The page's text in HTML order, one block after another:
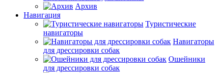
Архив
Навигация
Туристические
навигаторы
Навигаторы
для дрессировки собак
Ошейники
для дрессировки собак